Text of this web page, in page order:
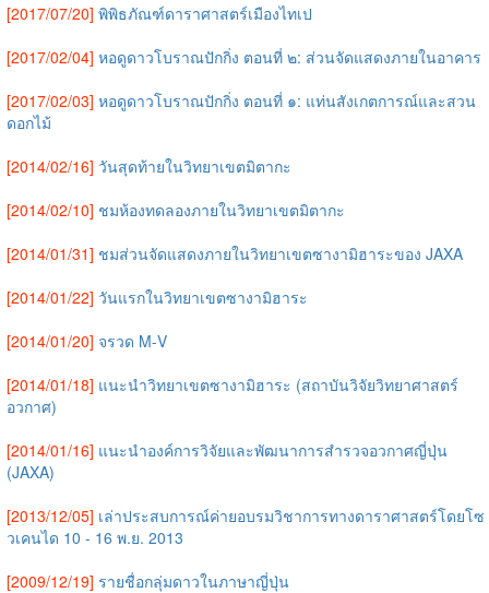
[2017/07/20] พิพิธภัณฑ์ดาราศาสตร์เมืองไทเป
[2017/02/04] หอดูดาวโบราณปักกิ่ง ตอนที่ ๒: ส่วนจัดแสดงภายในอาคาร
[2017/02/03] หอดูดาวโบราณปักกิ่ง ตอนที่ ๑: แท่นสังเกตการณ์และสวน
ดอกไม้
[2014/02/16] วันสุดท้ายในวิทยาเขตมิตากะ
[2014/02/10] ชมห้องทดลองภายในวิทยาเขตมิตากะ
[2014/01/31] ชมส่วนจัดแสดงภายในวิทยาเขตซางามิฮาระของ JAXA
[2014/01/22] วันแรกในวิทยาเขตซางามิฮาระ
[2014/01/20] จรวด Μ-V
[2014/01/18] แนะนำวิทยาเขตซางามิฮาระ (สถาบันวิจัยวิทยาศาสตร์
อวกาศ)
[2014/01/16] แนะนำองค์การวิจัยและพัฒนาการสำรวจอวกาศญี่ปุ่น
(JAXA)
[2013/12/05] เล่าประสบการณ์ค่ายอบรมวิชาการทางดาราศาสตร์โดยโซ
วเคนได 10 - 16 พ.ย. 2013
[2009/12/19] รายชื่อกลุ่มดาวในภาษาญี่ปุ่น